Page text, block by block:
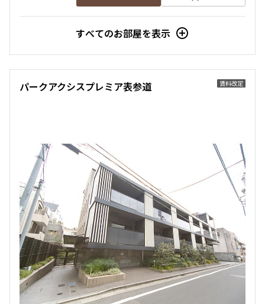
すべてのお部屋を表示
賃料改定
パークアクシスプレミア表参道